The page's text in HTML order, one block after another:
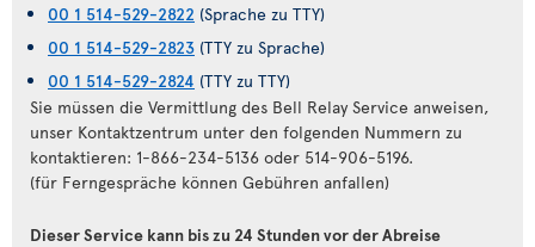
00 1 514-529-2822 (Sprache zu TTY)
00 1 514-529-2823 (TTY zu Sprache)
00 1 514-529-2824 (TTY zu TTY)
Sie müssen die Vermittlung des Bell Relay Service anweisen,
unser Kontaktzentrum unter den folgenden Nummern zu
kontaktieren: 1-866-234-5136 oder 514-906-5196.
(für Ferngespräche können Gebühren anfallen)
Dieser Service kann bis zu 24 Stunden vor der Abreise